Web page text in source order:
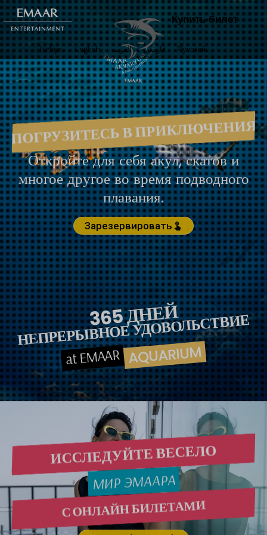
Купить билет
Türkçe English العربية فارسی Русский
ПОГРУЗИТЕСЬ В ПРИКЛЮЧЕНИЯ
Откройте для себя акул, скатов и
многое другое во время подводного
плавания.
Зарезервировать touch_app
365 ДНЕЙ
НЕПРЕРЫВНОЕ УДОВОЛЬСТВИЕ
at EMAAR AQUARIUM
ИССЛЕДУЙТЕ ВЕСЕЛО
МИР ЭМААРА
С ОНЛАЙН БИЛЕТАМИ